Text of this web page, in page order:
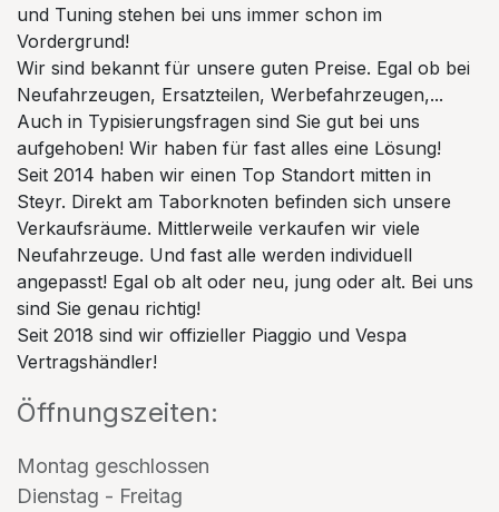
und Tuning stehen bei uns immer schon im
Vordergrund!
Wir sind bekannt für unsere guten Preise. Egal ob bei
Neufahrzeugen, Ersatzteilen, Werbefahrzeugen,...
Auch in Typisierungsfragen sind Sie gut bei uns
aufgehoben! Wir haben für fast alles eine Lösung!
Seit 2014 haben wir einen Top Standort mitten in
Steyr. Direkt am Taborknoten befinden sich unsere
Verkaufsräume. Mittlerweile verkaufen wir viele
Neufahrzeuge. Und fast alle werden individuell
angepasst! Egal ob alt oder neu, jung oder alt. Bei uns
sind Sie genau richtig!
Seit 2018 sind wir offizieller Piaggio und Vespa
Vertragshändler!
Öffnungszeiten:
Montag geschlossen
Dienstag - Freitag